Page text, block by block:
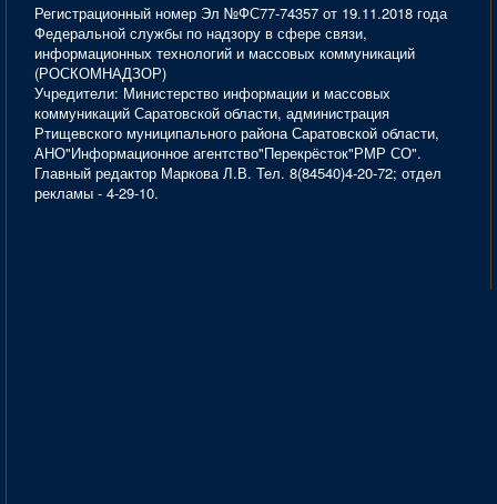
Регистрационный номер Эл №ФС77-74357 от 19.11.2018 года
Федеральной службы по надзору в сфере связи,
информационных технологий и массовых коммуникаций
(РОСКОМНАДЗОР)
Учредители: Министерство информации и массовых
коммуникаций Саратовской области, администрация
Ртищевского муниципального района Саратовской области,
АНО"Информационное агентство"Перекрёсток"РМР СО".
Главный редактор Маркова Л.В. Тел. 8(84540)4-20-72; отдел
рекламы - 4-29-10.